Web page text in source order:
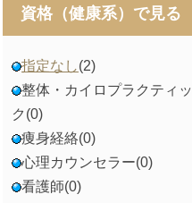
資格（健康系）で見る
指定なし(2)
整体・カイロプラクティッ
ク (0)
痩身経絡(0)
心理カウンセラー(0)
看護師(0)